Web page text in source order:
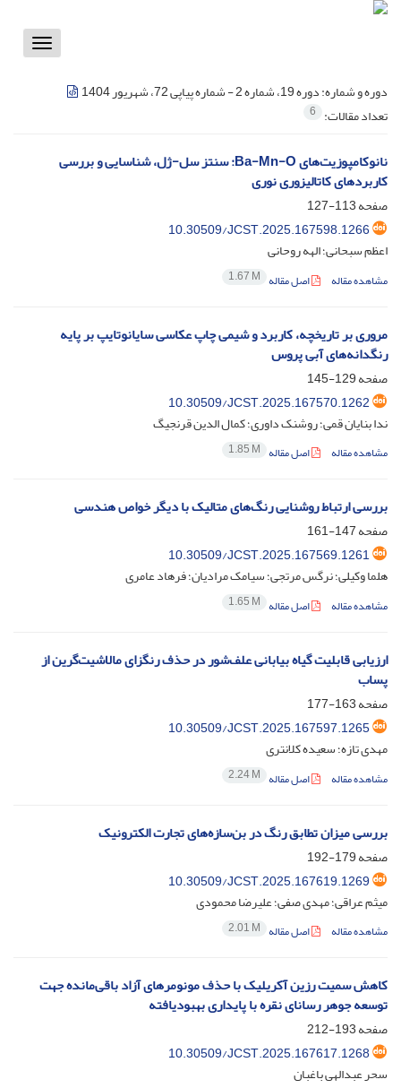
Toggle
دوره و شماره:دوره 19، شماره 2 - شماره پیاپی 72، شهریور 1404
تعداد مقالات: 6
نانوکامپوزیت‌های Ba-Mn-O: سنتز سل-ژل، شناسایی و بررسی
کاربردهای کاتالیزوری نوری
صفحه113-127
10.30509/JCST.2025.167598.1266
اعظم سبحانی؛ الهه روحانی
مشاهده مقاله اصل مقاله 1.67 M
مروری بر تاریخچه، کاربرد و شیمی چاپ عکاسی سایانوتایپ بر پایه
رنگدانه‌های آبی پروس
صفحه129-145
10.30509/JCST.2025.167570.1262
ندا بنایان قمی؛ روشنک داوری؛ کمال الدین قرنجیگ
مشاهده مقاله اصل مقاله 1.85 M
بررسی ارتباط روشنایی رنگ‌‌های متالیک با دیگر خواص هندسی
صفحه147-161
10.30509/JCST.2025.167569.1261
هلما وکیلی؛ نرگس مرتجی؛ سیامک مرادیان؛ فرهاد عامری
مشاهده مقاله اصل مقاله 1.65 M
ارزیابی قابلیت گیاه بیابانی علف‌شور در حذف رنگزای مالاشیت‌گرین از
پساب
صفحه163-177
10.30509/JCST.2025.167597.1265
مهدی تازه؛ سعیده کلانتری
مشاهده مقاله اصل مقاله 2.24 M
بررسی میزان تطابق رنگ در بن‌سازه‌های تجارت الکترونیک
صفحه179-192
10.30509/JCST.2025.167619.1269
میثم عراقی؛ مهدی صفی؛ علیرضا محمودی
مشاهده مقاله اصل مقاله 2.01 M
کاهش سمیت رزین‌ آکریلیک با حذف مونومرهای آزاد باقی‌مانده جهت
توسعه جوهر رسانای نقره با پایداری بهبودیافته
صفحه193-212
10.30509/JCST.2025.167617.1268
سحر عبدالهی باغبان